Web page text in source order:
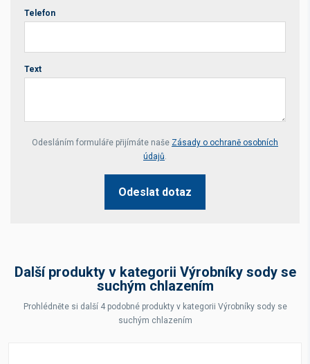
Telefon
Text
Your website *
Odesláním formuláře přijímáte naše Zásady o ochraně osobních
údajů.
Odeslat dotaz
Další produkty v kategorii Výrobníky sody se
suchým chlazením
Prohlédněte si další 4 podobné produkty v kategorii Výrobníky sody se
suchým chlazením